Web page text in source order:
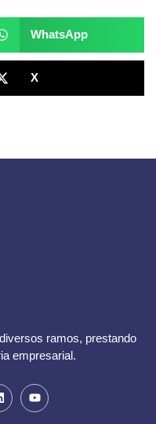
WhatsApp
X
ramos, prestando
empresarial.